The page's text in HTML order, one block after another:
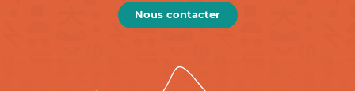
Nous contacter